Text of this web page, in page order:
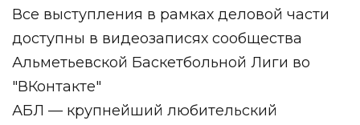
Все выступления в рамках деловой части
доступны в видеозаписях сообщества
Альметьевской Баскетбольной Лиги во
"ВКонтакте"
АБЛ — крупнейший любительский